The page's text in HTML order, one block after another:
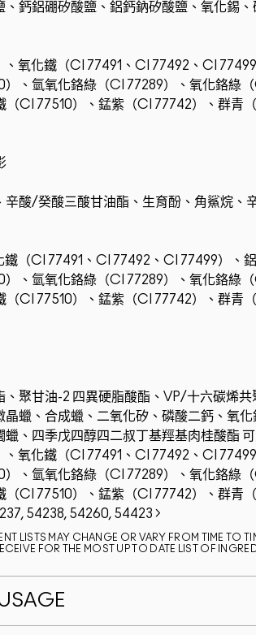
鈣鋁硼矽酸鹽、鋁鈣鈉矽酸鹽、氧化錫
、氧化鐵（CI 77491、CI 77492、CI
）、氫氧化鉻綠（CI 77289）、氧化鉻綠
（CI 77510）、錳紫（CI 77742）、群青
辛酸/癸酸三酸甘油酯、生育酚、角鯊烷、
鐵（CI 77491、CI 77492、CI 77499）、
）、氫氧化鉻綠（CI 77289）、氧化鉻綠
（CI 77510）、錳紫（CI 77742）、群青
聚甘油-2 四異硬脂酸酯、VP/十六碳烯
蠟、合成蠟、二氧化矽、磷酸二鈣、氧
、四季戊四醇四二叔丁基羥基肉桂酸酯 可
、氧化鐵（CI 77491、CI 77492、CI
）、氫氧化鉻綠（CI 77289）、氧化鉻綠
（CI 77510）、錳紫（CI 77742）、群青
54238, 54260, 54423
LISTS MAY CHANGE OR VARY FROM TIME TO
FOR THE MOST UP TO DATE LIST OF